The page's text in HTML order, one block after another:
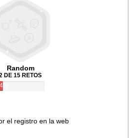
Random
DE 15 RETOS
el registro en la web